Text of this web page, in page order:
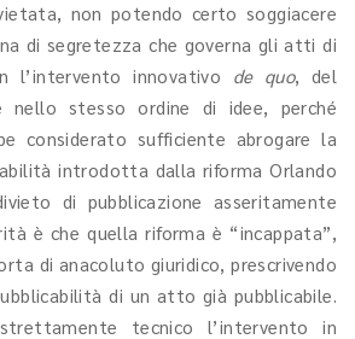
non potendo certo soggiacere
di segretezza che governa gli atti di
l’intervento innovativo de quo, del
stesso ordine di idee, perché
considerato sufficiente abrogare la
introdotta dalla riforma Orlando
di pubblicazione asseritamente
è che quella riforma è “incappata”,
di anacoluto giuridico, prescrivendo
di un atto già pubblicabile.
tecnico l’intervento in